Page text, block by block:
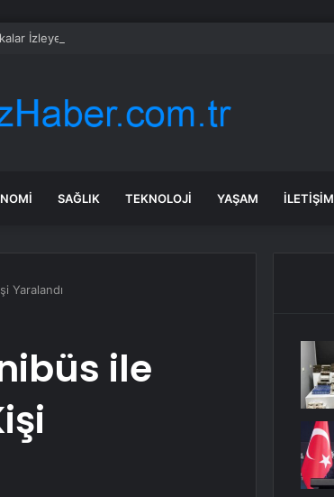
İzleyenler Bu Dönemde Farklı Bir Seviyeye Çıkacak
SAĞLIK TEKNOLOJI YAŞAM İLETIŞIM
Yaralandı
ile